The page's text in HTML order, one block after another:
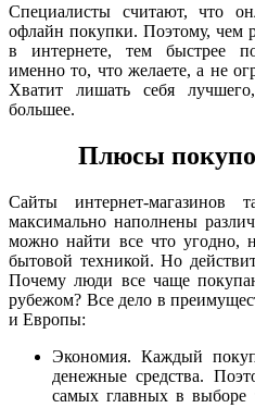
Специалисты считают, что
офлайн покупки. Поэтому, чем
в интернете, тем быстрее
именно то, что желаете, а не
Хватит лишать себя
большее.
Плюсы
Сайты интернет-
максимально наполнены
можно найти все что угодно,
бытовой техникой. Но
Почему люди все чаще
рубежом? Все дело в
и Европы:
Экономия. Каждый
денежные средства.
самых главных в выборе